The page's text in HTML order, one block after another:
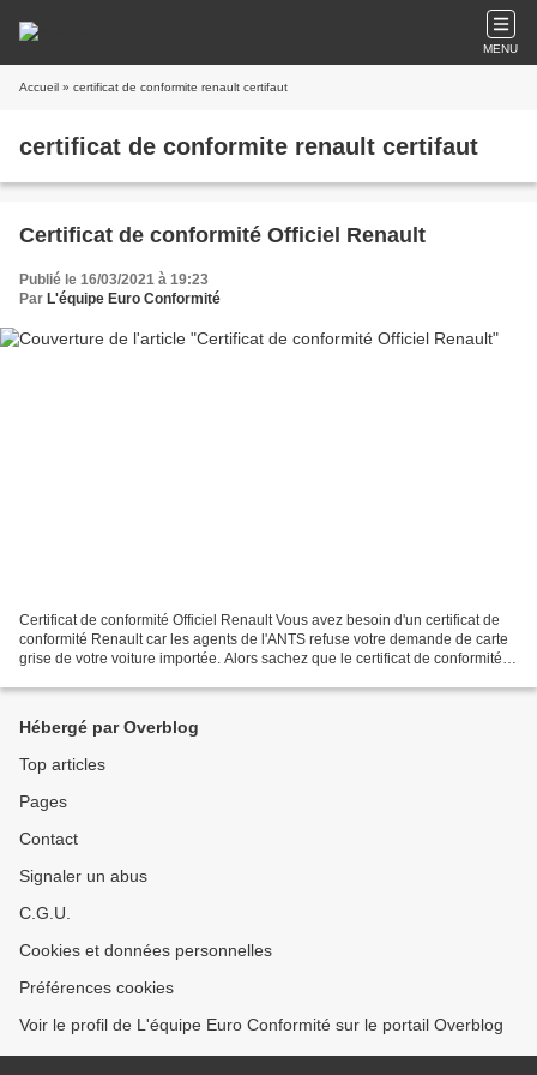
MENU
Accueil » certificat de conformite renault certifaut
certificat de conformite renault certifaut
Certificat de conformité Officiel Renault
Publié le 16/03/2021 à 19:23
Par L'équipe Euro Conformité
Certificat de conformité Officiel Renault Vous avez besoin d'un certificat de
conformité Renault car les agents de l'ANTS refuse votre demande de carte
grise de votre voiture importée. Alors sachez que le certificat de conformité
Hébergé par Overblog
Top articles
Pages
Contact
Signaler un abus
C.G.U.
Cookies et données personnelles
Préférences cookies
Voir le profil de L'équipe Euro Conformité sur le portail Overblog